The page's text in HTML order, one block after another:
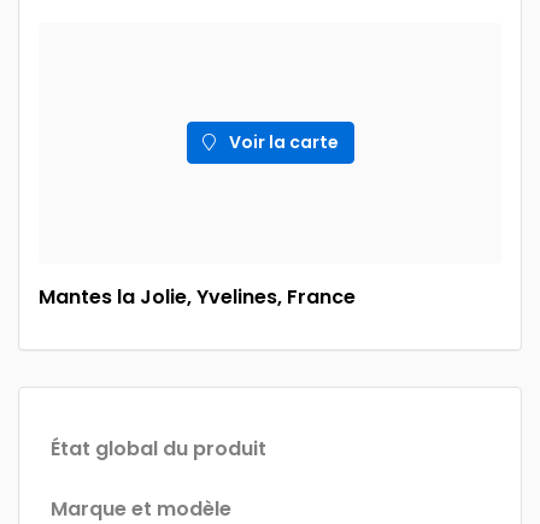
Voir la carte
Mantes la Jolie, Yvelines, France
État global du produit
Marque et modèle